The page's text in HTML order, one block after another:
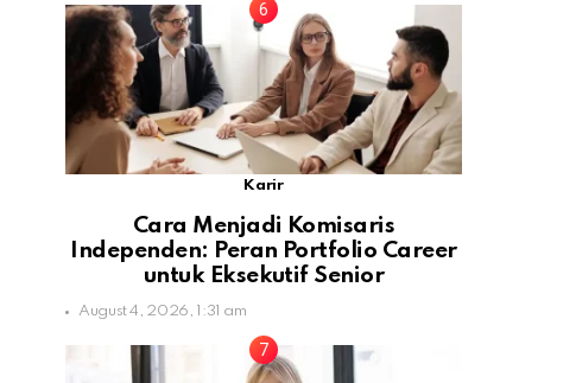
Karir
Cara Menjadi Komisaris
Independen: Peran Portfolio Career
untuk Eksekutif Senior
August 4, 2026, 1:31 am